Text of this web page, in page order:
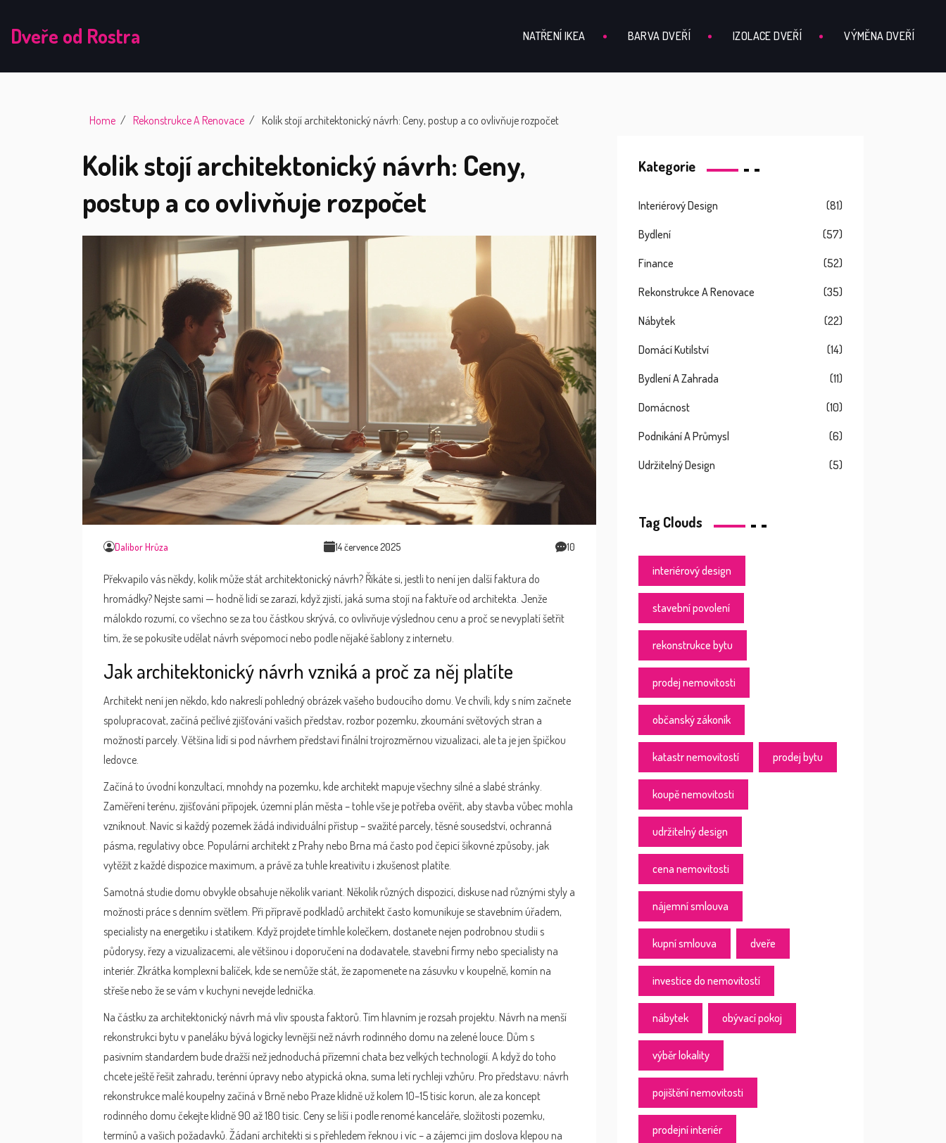
Dveře od Rostra NATŘENÍ IKEA BARVA DVEŘÍ IZOLACE DVEŘÍ VÝMĚNA DVEŘÍ
Home Rekonstrukce A Renovace Kolik stojí architektonický návrh: Ceny, postup a co ovlivňuje rozpočet
Kolik stojí architektonický návrh: Ceny,
postup a co ovlivňuje rozpočet
Dalibor Hrůza 14 července 2025 10
Překvapilo vás někdy, kolik může stát architektonický návrh? Říkáte si, jestli to není jen další faktura do
hromádky? Nejste sami — hodně lidí se zarazí, když zjistí, jaká suma stojí na faktuře od architekta. Jenže
málokdo rozumí, co všechno se za tou částkou skrývá, co ovlivňuje výslednou cenu a proč se nevyplatí šetřit
tím, že se pokusíte udělat návrh svépomocí nebo podle nějaké šablony z internetu.
Jak architektonický návrh vzniká a proč za něj platíte
Architekt není jen někdo, kdo nakreslí pohledný obrázek vašeho budoucího domu. Ve chvíli, kdy s ním začnete
spolupracovat, začíná pečlivé zjišťování vašich představ, rozbor pozemku, zkoumání světových stran a
možností parcely. Většina lidí si pod návrhem představí finální trojrozměrnou vizualizaci, ale ta je jen špičkou
ledovce.
Začíná to úvodní konzultací, mnohdy na pozemku, kde architekt mapuje všechny silné a slabé stránky.
Zaměření terénu, zjišťování přípojek, územní plán města – tohle vše je potřeba ověřit, aby stavba vůbec mohla
vzniknout. Navíc si každý pozemek žádá individuální přístup – svažité parcely, těsné sousedství, ochranná
pásma, regulativy obce. Populární architekt z Prahy nebo Brna má často pod čepicí šikovné způsoby, jak
vytěžit z každé dispozice maximum, a právě za tuhle kreativitu i zkušenost platíte.
Samotná studie domu obvykle obsahuje několik variant. Několik různých dispozicí, diskuse nad různými styly a
možnosti práce s denním světlem. Při přípravě podkladů architekt často komunikuje se stavebním úřadem,
specialisty na energetiku i statikem. Když projdete tímhle kolečkem, dostanete nejen podrobnou studii s
půdorysy, řezy a vizualizacemi, ale většinou i doporučení na dodavatele, stavební firmy nebo specialisty na
interiér. Zkrátka komplexní balíček, kde se nemůže stát, že zapomenete na zásuvku v koupelně, komín na
střeše nebo že se vám v kuchyni nevejde lednička.
Na částku za architektonický návrh má vliv spousta faktorů. Tím hlavním je rozsah projektu. Návrh na menší
rekonstrukci bytu v paneláku bývá logicky levnější než návrh rodinného domu na zelené louce. Dům s
pasivním standardem bude dražší než jednoduchá přízemní chata bez velkých technologií. A když do toho
chcete ještě řešit zahradu, terénní úpravy nebo atypická okna, suma letí rychleji vzhůru. Pro představu: návrh
rekonstrukce malé koupelny začíná v Brně nebo Praze klidně už kolem 10–15 tisíc korun, ale za koncept
rodinného domu čekejte klidně 90 až 180 tisíc. Ceny se liší i podle renomé kanceláře, složitosti pozemku,
termínů a vašich požadavků. Žádaní architekti si s přehledem řeknou i víc – a zájemci jim doslova klepou na
Kategorie
Interiérový Design (81)
Bydlení (57)
Finance (52)
Rekonstrukce A Renovace (35)
Nábytek (22)
Domácí Kutilství (14)
Bydlení A Zahrada (11)
Domácnost (10)
Podnikání A Průmysl (6)
Udržitelný Design (5)
Tag Clouds
interiérový design
stavební povolení
rekonstrukce bytu
prodej nemovitosti
občanský zákoník
katastr nemovitostí prodej bytu
koupě nemovitosti
udržitelný design
cena nemovitosti
nájemní smlouva
kupní smlouva dveře
investice do nemovitostí
nábytek obývací pokoj
výběr lokality
pojištění nemovitosti
prodejní interiér